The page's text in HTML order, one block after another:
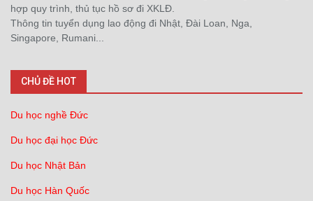
hợp quy trình, thủ tục hồ sơ đi XKLĐ.
Thông tin tuyển dụng lao động đi Nhật, Đài Loan, Nga,
Singapore, Rumani...
CHỦ ĐỀ HOT
Du học nghề Đức
Du học đại học Đức
Du học Nhật Bản
Du học Hàn Quốc